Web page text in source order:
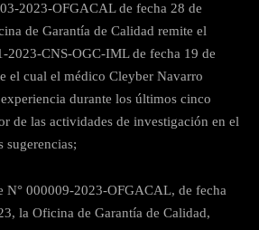
2023-OFGACAL de fecha 28 de
de Garantía de Calidad remite el
2023-CNS-OGC-IML de fecha 19 de
el cual el médico Cleyber Navarro
durante los últimos cinco
de las actividades de investigación en el
sugerencias;
N° 000009-2023-OFGACAL, de fecha
la Oficina de Garantía de Calidad,